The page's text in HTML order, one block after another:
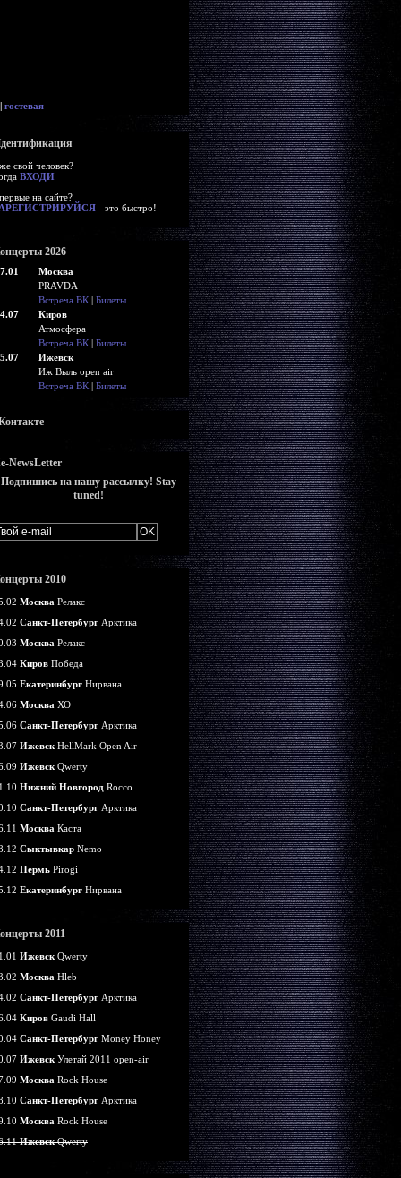
| гостевая
свой человек?
ВХОДИ
на сайте?
- это быстро!
2026
Москва
PRAVDA
Встреча ВК | Билеты
Киров
Атмосфера
Встреча ВК | Билеты
Ижевск
Иж Выль open air
Встреча ВК | Билеты
NewsLetter
Подпишись на нашу рассылку! Stay
tuned!
2010
Москва Релакс
Санкт-Петербург Арктика
Москва Релакс
Киров Победа
Екатеринбург Нирвана
Москва ХО
Санкт-Петербург Арктика
Ижевск HellMark Open Air
Ижевск Qwerty
Нижний Новгород Rocco
Санкт-Петербург Арктика
Москва Каста
Сыктывкар Nemo
Пермь Pirogi
Екатеринбург Нирвана
2011
Ижевск Qwerty
Москва Hleb
Санкт-Петербург Арктика
Киров Gaudi Hall
Санкт-Петербург Money Honey
Ижевск Улетай 2011 open-air
Москва Rock House
Санкт-Петербург Арктика
Москва Rock House
ИжевскQwerty